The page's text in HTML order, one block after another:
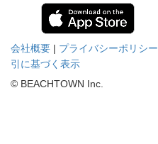
会社概要 | プライバシーポリシー
引に基づく表示
© BEACHTOWN Inc.